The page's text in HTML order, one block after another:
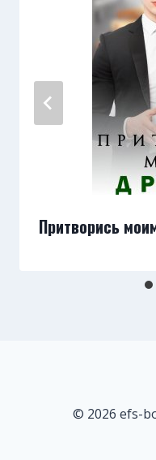
Притворись
© 2026 efs-